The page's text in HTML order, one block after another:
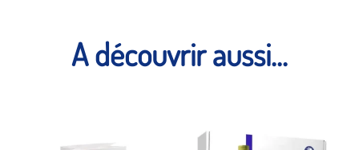
A découvrir aussi...